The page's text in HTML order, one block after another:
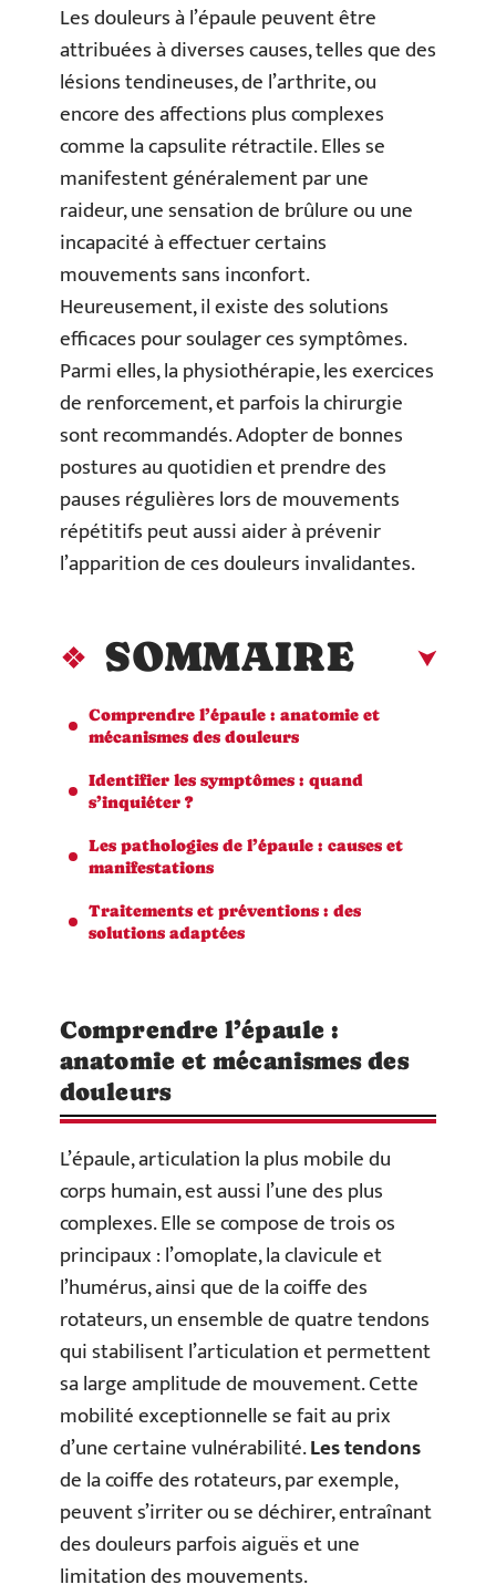
Les douleurs à l’épaule peuvent être
attribuées à diverses causes, telles que des
lésions tendineuses, de l’arthrite, ou
encore des affections plus complexes
comme la capsulite rétractile. Elles se
manifestent généralement par une
raideur, une sensation de brûlure ou une
incapacité à effectuer certains
mouvements sans inconfort.
Heureusement, il existe des solutions
efficaces pour soulager ces symptômes.
Parmi elles, la physiothérapie, les exercices
de renforcement, et parfois la chirurgie
sont recommandés. Adopter de bonnes
postures au quotidien et prendre des
pauses régulières lors de mouvements
répétitifs peut aussi aider à prévenir
l’apparition de ces douleurs invalidantes.
SOMMAIRE
Comprendre l’épaule : anatomie et
mécanismes des douleurs
Identifier les symptômes : quand
s’inquiéter ?
Les pathologies de l’épaule : causes et
manifestations
Traitements et préventions : des
solutions adaptées
Comprendre l’épaule :
anatomie et mécanismes des
douleurs
L’épaule, articulation la plus mobile du
corps humain, est aussi l’une des plus
complexes. Elle se compose de trois os
principaux : l’omoplate, la clavicule et
l’humérus, ainsi que de la coiffe des
rotateurs, un ensemble de quatre tendons
qui stabilisent l’articulation et permettent
sa large amplitude de mouvement. Cette
mobilité exceptionnelle se fait au prix
d’une certaine vulnérabilité.Les tendons
de la coiffe des rotateurs, par exemple,
peuvent s’irriter ou se déchirer, entraînant
des douleurs parfois aiguës et une
limitation des mouvements.